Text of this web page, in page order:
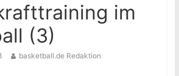
im
(3)
basketball.de Redaktion